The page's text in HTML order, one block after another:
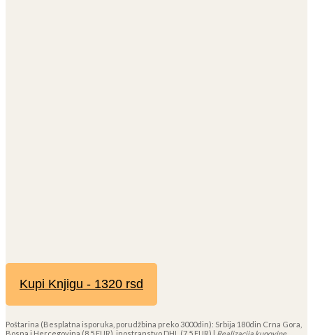
Kupi Knjigu - 1320 rsd
Poštarina (Besplatna isporuka, porudžbina preko 3000din): Srbija 180din Crna Gora,
Bosna i Hercegovina (8,5 EUR), inostranstvo DHL (7,5 EUR) | Realizacija kupovine